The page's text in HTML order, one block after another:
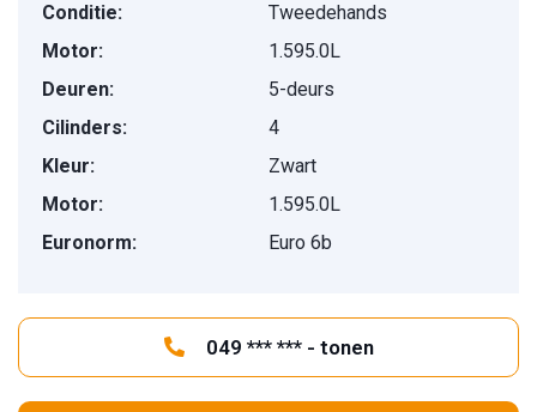
Conditie:
Tweedehands
Motor:
1.595.0L
Deuren:
5-deurs
Cilinders:
4
Kleur:
Zwart
Motor:
1.595.0L
Euronorm:
Euro 6b
049 *** *** - tonen